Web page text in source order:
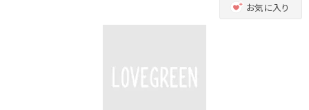
お気に入り